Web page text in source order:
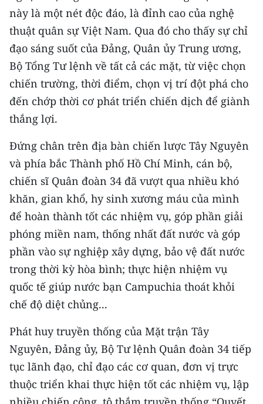
CHƯƠNG TRÌNH OCOP - MỖI XÃ
MỘT SẢN PHẨM
RADIO
MEDIA CENTER
E-Magazine
Video
Media Chính trị
Media Kinh tế
Media Văn hóa
Media Xã hội
Media Pháp luật
Media Du lịch
Media Thể thao
Media Giáo dục
Media Y tế
này là một nét độc đáo, là đỉnh cao của nghệ
thuật quân sự Việt Nam. Qua đó cho thấy sự chỉ
đạo sáng suốt của Đảng, Quân ủy Trung ương,
Bộ Tổng Tư lệnh về tất cả các mặt, từ việc chọn
chiến trường, thời điểm, chọn vị trí đột phá cho
đến chớp thời cơ phát triển chiến dịch để giành
thắng lợi.
Đứng chân trên địa bàn chiến lược Tây Nguyên
và phía bắc Thành phố Hồ Chí Minh, cán bộ,
chiến sĩ Quân đoàn 34 đã vượt qua nhiều khó
khăn, gian khổ, hy sinh xương máu của mình
để hoàn thành tốt các nhiệm vụ, góp phần giải
phóng miền nam, thống nhất đất nước và góp
phần vào sự nghiệp xây dựng, bảo vệ đất nước
trong thời kỳ hòa bình; thực hiện nhiệm vụ
quốc tế giúp nước bạn Campuchia thoát khỏi
chế độ diệt chủng...
Phát huy truyền thống của Mặt trận Tây
Nguyên, Đảng ủy, Bộ Tư lệnh Quân đoàn 34 tiếp
tục lãnh đạo, chỉ đạo các cơ quan, đơn vị trực
thuộc triển khai thực hiện tốt các nhiệm vụ, lập